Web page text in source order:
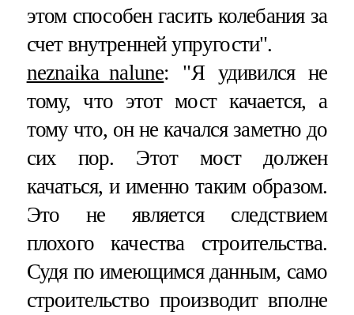
этом способен гасить колебания за
счет внутренней упругости".
neznaika_nalune: "Я удивился не
тому, что этот мост качается, а
тому что, он не качался заметно до
сих пор. Этот мост должен
качаться, и именно таким образом.
Это не является следствием
плохого качества строительства.
Судя по имеющимся данным, само
строительство производит вполне